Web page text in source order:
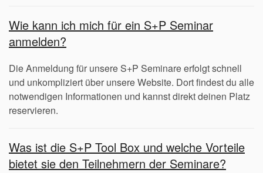
Wie kann ich mich für ein S+P Seminar
anmelden?
Die Anmeldung für unsere S+P Seminare erfolgt schnell
und unkompliziert über unsere Website. Dort findest du alle
notwendigen Informationen und kannst direkt deinen Platz
reservieren.
Was ist die S+P Tool Box und welche Vorteile
bietet sie den Teilnehmern der Seminare?